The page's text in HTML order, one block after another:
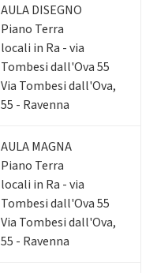
AULA DISEGNO
Piano Terra
locali in Ra - via
Tombesi dall'Ova 55
Via Tombesi dall'Ova,
55 - Ravenna
AULA MAGNA
Piano Terra
locali in Ra - via
Tombesi dall'Ova 55
Via Tombesi dall'Ova,
55 - Ravenna